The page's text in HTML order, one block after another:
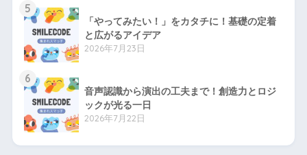
5
「やってみたい！」をカタチに！基礎の定着
と広がるアイデア
2026年7月23日
6
音声認識から演出の工夫まで！創造力とロジ
ックが光る一日
2026年7月22日